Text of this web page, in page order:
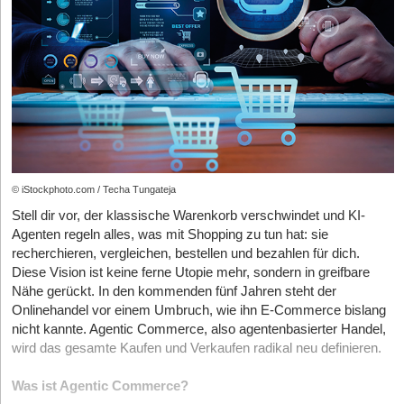
verfügen.
Daten zeigen, dass Unternehmen, die diese Transparenz
proaktiv nutzen, ihre Konversionsraten um bis zu 18 Prozent
steigern konnten, da das Vertrauen in die Produktherkunft zum
primären Kaufargument avanciert ist. DieVersandlogistik-Kosten
sind durch die verpflichtenden Recycling-Abgaben im Rahmen
der erweiterten Produzentenverantwortung (EPR) im Schnitt um
12 Prozent gestiegen, was die Konsolidierung von Warenströmen
in lokalen Hubs wie dem Hamburger Hafen oder dem
Logistikzentrum Wien-Süd wirtschaftlich alternativlos macht.
Social Commerce 2.0: Umsatzwachstum durch
algorithmische Relevanz
Der Social Commerce hat sich von einer experimentellen Nische
zu einem tragenden Pfeiler des Einzelhandels entwickelt. Im Jahr
2026 generiert TikTok Shop in den fünf wichtigsten EU-Märkten,
darunter Deutschland, signifikante Marktanteile, wobei die
Erhöhung der Verkäufer*innenprovision auf 9 Prozent die Spreu
der 18- bis 34-Jährigen in der DACH-Region ihre
© iStockphoto.com / Techa Tungateja
Stell dir vor, der klassische Warenkorb verschwindet und KI-
Agenten regeln alles, was mit Shopping zu tun hat: sie
recherchieren, vergleichen, bestellen und bezahlen für dich.
Diese Vision ist keine ferne Utopie mehr, sondern in greifbare
Nähe gerückt. In den kommenden fünf Jahren steht der
Onlinehandel vor einem Umbruch, wie ihn E-Commerce bislang
nicht kannte. Agentic Commerce, also agentenbasierter Handel,
wird das gesamte Kaufen und Verkaufen radikal neu definieren.
Was ist Agentic Commerce?